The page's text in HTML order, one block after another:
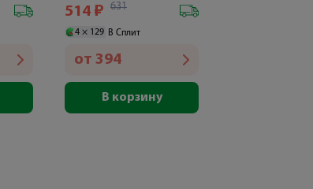
514 ₽ 631
4 × 129 В Сплит
от 394
В корзину